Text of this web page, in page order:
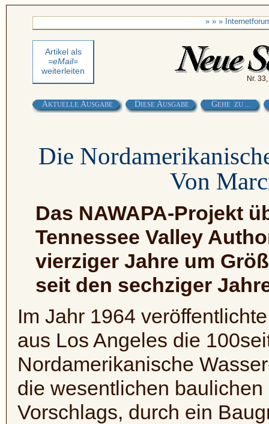
» » »
Artikel als
=eMail=
weiterleiten
Nr.
AKTUELLE AUSGABE DIESE AUSGABE GEHE ZU ...
Die
Von
Das NAWAPA-Projekt
Tennessee Valley
vierziger Jahre um
seit den sechziger
Im Jahr 1964
aus Los Angeles die
Nordamerikanische
die wesentlichen
Vorschlags, durch ein